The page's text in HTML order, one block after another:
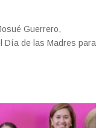
Guerrero,
Día de las Madres para